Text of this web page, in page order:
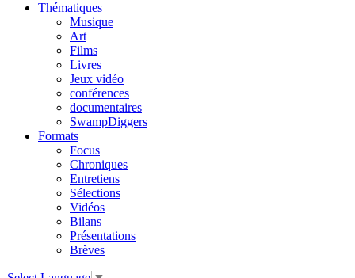
Thématiques
Musique
Art
Films
Livres
Jeux vidéo
conférences
documentaires
SwampDiggers
Formats
Focus
Chroniques
Entretiens
Sélections
Vidéos
Bilans
Présentations
Brèves